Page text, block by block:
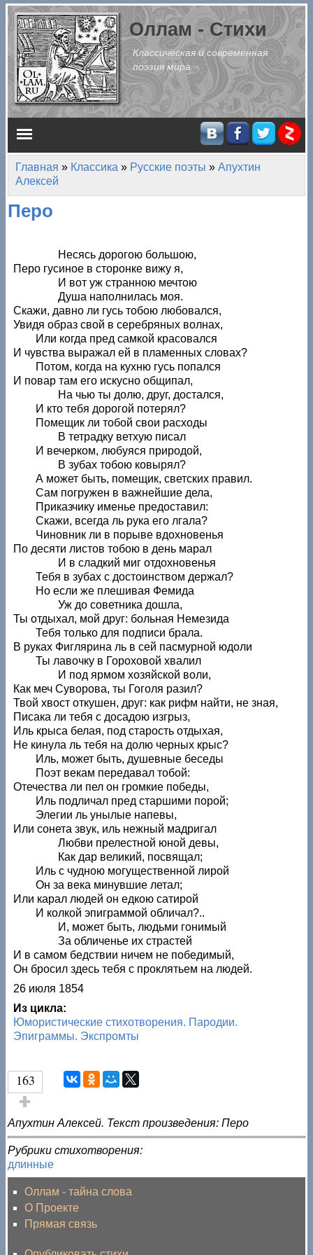
Перейти к основному содержанию
Оллам - Стихи
Классическая и современная
поэзия мира
Главное меню
Вы здесь
Главная » Классика » Русские поэты » Апухтин
Алексей
Перо
Несясь дорогою большою,
Перо гусиное в сторонке вижу я,
И вот уж странною мечтою
Душа наполнилась моя.
Скажи, давно ли гусь тобою любовался,
Увидя образ свой в серебряных волнах,
Или когда пред самкой красовался
И чувства выражал ей в пламенных словах?
Потом, когда на кухню гусь попался
И повар там его искусно общипал,
На чью ты долю, друг, достался,
И кто тебя дорогой потерял?
Помещик ли тобой свои расходы
В тетрадку ветхую писал
И вечерком, любуяся природой,
В зубах тобою ковырял?
А может быть, помещик, светских правил.
Сам погружен в важнейшие дела,
Приказчику именье предоставил:
Скажи, всегда ль рука его лгала?
Чиновник ли в порыве вдохновенья
По десяти листов тобою в день марал
И в сладкий миг отдохновенья
Тебя в зубах с достоинством держал?
Но если же плешивая Фемида
Уж до советника дошла,
Ты отдыхал, мой друг: больная Немезида
Тебя только для подписи брала.
В руках Фиглярина ль в сей пасмурной юдоли
Ты лавочку в Гороховой хвалил
И под ярмом хозяйской воли,
Как меч Суворова, ты Гоголя разил?
Твой хвост откушен, друг: как рифм найти, не зная,
Писака ли тебя с досадою изгрыз,
Иль крыса белая, под старость отдыхая,
Не кинула ль тебя на долю черных крыс?
Иль, может быть, душевные беседы
Поэт векам передавал тобой:
Отечества ли пел он громкие победы,
Иль подличал пред старшими порой;
Элегии ль унылые напевы,
Или сонета звук, иль нежный мадригал
Любви прелестной юной девы,
Как дар великий, посвящал;
Иль с чудною могущественной лирой
Он за века минувшие летал;
Или карал людей он едкою сатирой
И колкой эпиграммой обличал?..
И, может быть, людьми гонимый
За обличенье их страстей
И в самом бедствии ничем не победимый,
Он бросил здесь тебя с проклятьем на людей.
26 июля 1854
Из цикла:
Юмористические стихотворения. Пародии.
Эпиграммы. Экспромты
163
Голос за!
Апухтин Алексей. Текст произведения: Перо
Рубрики стихотворения:
длинные
Оллам - тайна слова
О Проекте
Прямая связь